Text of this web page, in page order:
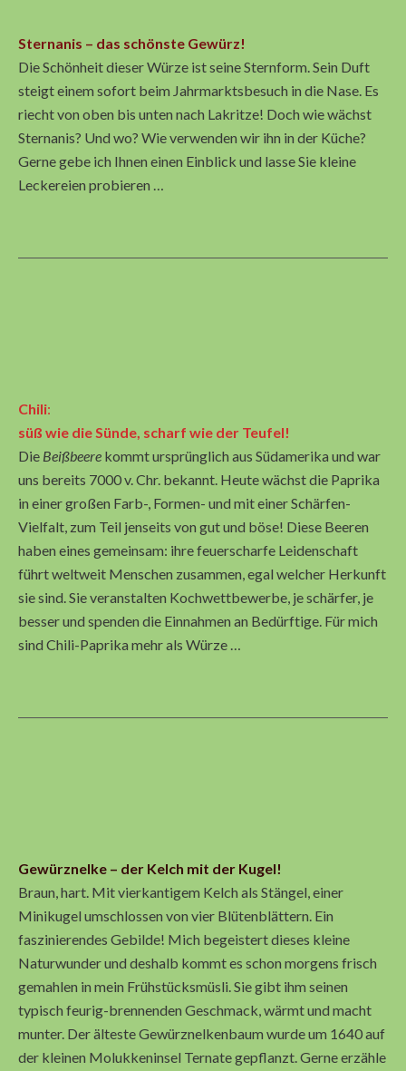
Sternanis – das schönste Gewürz!
Die Schönheit dieser Würze ist seine Sternform. Sein Duft
steigt einem sofort beim Jahrmarktsbesuch in die Nase. Es
riecht von oben bis unten nach Lakritze! Doch wie wächst
Sternanis? Und wo? Wie verwenden wir ihn in der Küche?
Gerne gebe ich Ihnen einen Einblick und lasse Sie kleine
Leckereien probieren …
Chili:
süß wie die Sünde, scharf wie der Teufel!
Die Beißbeere kommt ursprünglich aus Südamerika und war
uns bereits 7000 v. Chr. bekannt. Heute wächst die Paprika
in einer großen Farb-, Formen- und mit einer Schärfen-
Vielfalt, zum Teil jenseits von gut und böse! Diese Beeren
haben eines gemeinsam: ihre feuerscharfe Leidenschaft
führt weltweit Menschen zusammen, egal welcher Herkunft
sie sind. Sie veranstalten Kochwettbewerbe, je schärfer, je
besser und spenden die Einnahmen an Bedürftige. Für mich
sind Chili-Paprika mehr als Würze …
Gewürznelke – der Kelch mit der Kugel!
Braun, hart. Mit vierkantigem Kelch als Stängel, einer
Minikugel umschlossen von vier Blütenblättern. Ein
faszinierendes Gebilde! Mich begeistert dieses kleine
Naturwunder und deshalb kommt es schon morgens frisch
gemahlen in mein Frühstücksmüsli. Sie gibt ihm seinen
typisch feurig-brennenden Geschmack, wärmt und macht
munter. Der älteste Gewürznelkenbaum wurde um 1640 auf
der kleinen Molukkeninsel Ternate gepflanzt. Gerne erzähle